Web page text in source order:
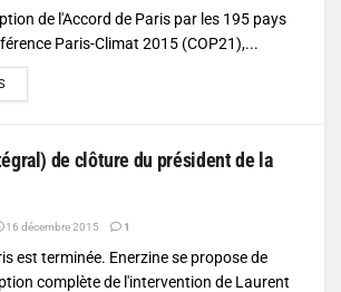
de l'Accord de Paris par les 195 pays
Paris-Climat 2015 (COP21),...
de clôture du président de la
16 décembre 2015 1
est terminée. Enerzine se propose de
complète de l'intervention de Laurent